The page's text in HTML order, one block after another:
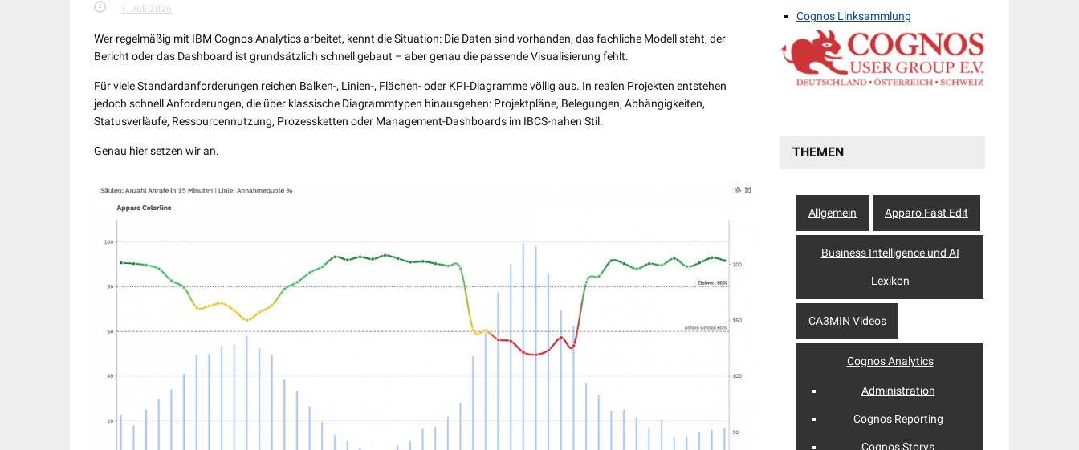
1. Juli 2026
Wer regelmäßig mit IBM Cognos Analytics arbeitet, kennt die Situation: Die Daten sind vorhanden, das fachliche Modell steht, der
Bericht oder das Dashboard ist grundsätzlich schnell gebaut – aber genau die passende Visualisierung fehlt.
Für viele Standardanforderungen reichen Balken-, Linien-, Flächen- oder KPI-Diagramme völlig aus. In realen Projekten entstehen
jedoch schnell Anforderungen, die über klassische Diagrammtypen hinausgehen: Projektpläne, Belegungen, Abhängigkeiten,
Statusverläufe, Ressourcennutzung, Prozessketten oder Management-Dashboards im IBCS-nahen Stil.
Genau hier setzen wir an.
Cognos Linksammlung
THEMEN
Allgemein Apparo Fast Edit
Business Intelligence und AI
Lexikon
CA3MIN Videos
Cognos Analytics
Administration
Cognos Reporting
Cognos Storys